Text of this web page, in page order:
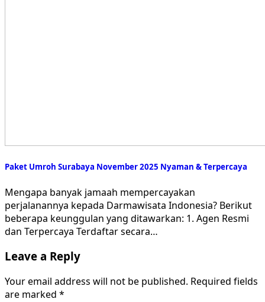
Paket Umroh Surabaya November 2025 Nyaman & Terpercaya
Mengapa banyak jamaah mempercayakan
perjalanannya kepada Darmawisata Indonesia? Berikut
beberapa keunggulan yang ditawarkan: 1. Agen Resmi
dan Terpercaya Terdaftar secara…
Leave a Reply
Your email address will not be published. Required fields
are marked *